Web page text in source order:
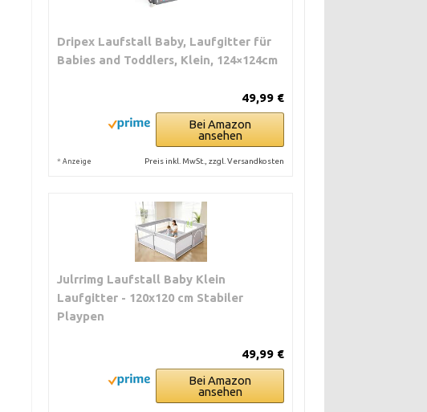
Dripex Laufstall Baby, Laufgitter für
Babies and Toddlers, Klein, 124×124cm
49,99 €
Bei Amazon
ansehen
* Anzeige Preis inkl. MwSt., zzgl. Versandkosten
Julrrimg Laufstall Baby Klein
Laufgitter - 120x120 cm Stabiler
Playpen
49,99 €
Bei Amazon
ansehen